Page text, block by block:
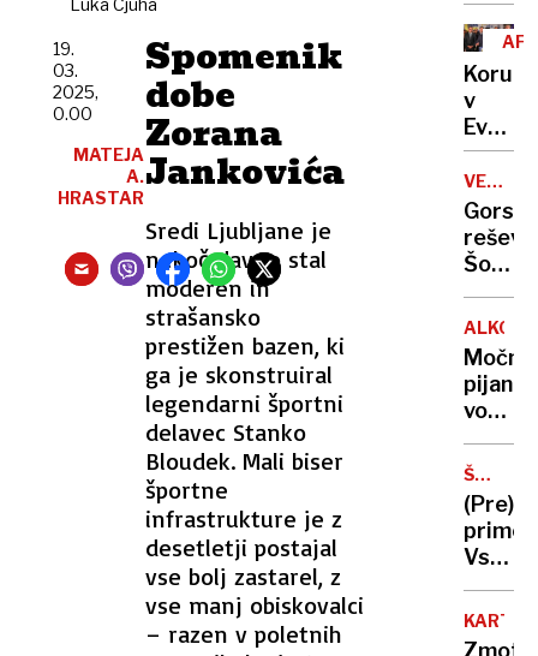
Spomenik
dobe
Zorana
Jankovića
Sredi Ljubljane je
nekoč davno stal
moderen in
strašansko
prestižen bazen, ki
ga je skonstruiral
legendarni športni
delavec Stanko
Bloudek. Mali biser
športne
infrastrukture je z
desetletji postajal
vse bolj zastarel, z
vse manj obiskovalci
– razen v poletnih
19.
03.
2025,
0.00
MATEJA
A.
HRASTAR
na
do
smrti
povozil
pešca
v
V
tudi
VELIKA
Gorski
Šok
-
koča
je
bila
na
pol,
letala
pa
nikjer
Močno
pijani
voznik
je
tovor
s
folijo
ŠTETJE
VOZIL
Vsako
leto
tisoč
vozil